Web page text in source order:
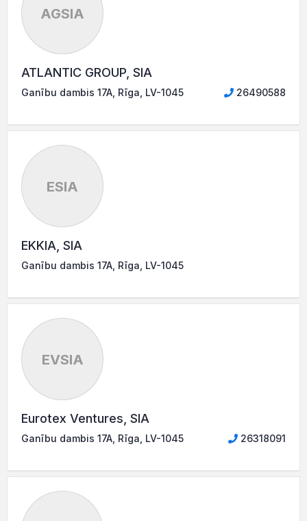
AGSIA
ATLANTIC GROUP, SIA
Ganību dambis 17A, Rīga, LV-1045 26490588
ESIA
EKKIA, SIA
Ganību dambis 17A, Rīga, LV-1045
EVSIA
Eurotex Ventures, SIA
Ganību dambis 17A, Rīga, LV-1045 26318091